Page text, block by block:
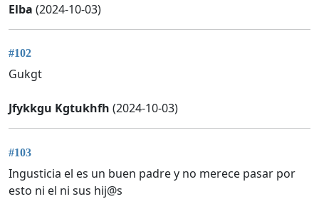
Elba (2024-10-03)
#102
Gukgt
Jfykkgu Kgtukhfh (2024-10-03)
#103
Ingusticia el es un buen padre y no merece pasar por
esto ni el ni sus hij@s